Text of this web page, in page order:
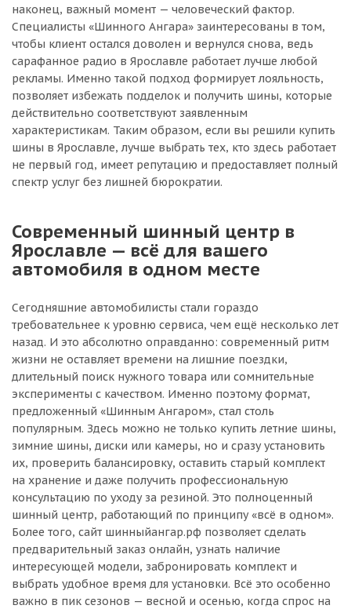
наконец, важный момент — человеческий фактор.
Специалисты «Шинного Ангара» заинтересованы в том,
чтобы клиент остался доволен и вернулся снова, ведь
сарафанное радио в Ярославле работает лучше любой
рекламы. Именно такой подход формирует лояльность,
позволяет избежать подделок и получить шины, которые
действительно соответствуют заявленным
характеристикам. Таким образом, если вы решили купить
шины в Ярославле, лучше выбрать тех, кто здесь работает
не первый год, имеет репутацию и предоставляет полный
спектр услуг без лишней бюрократии.
Современный шинный центр в
Ярославле — всё для вашего
автомобиля в одном месте
Сегодняшние автомобилисты стали гораздо
требовательнее к уровню сервиса, чем ещё несколько лет
назад. И это абсолютно оправданно: современный ритм
жизни не оставляет времени на лишние поездки,
длительный поиск нужного товара или сомнительные
эксперименты с качеством. Именно поэтому формат,
предложенный «Шинным Ангаром», стал столь
популярным. Здесь можно не только купить летние шины,
зимние шины, диски или камеры, но и сразу установить
их, проверить балансировку, оставить старый комплект
на хранение и даже получить профессиональную
консультацию по уходу за резиной. Это полноценный
шинный центр, работающий по принципу «всё в одном».
Более того, сайт шинныйангар.рф позволяет сделать
предварительный заказ онлайн, узнать наличие
интересующей модели, забронировать комплект и
выбрать удобное время для установки. Всё это особенно
важно в пик сезонов — весной и осенью, когда спрос на